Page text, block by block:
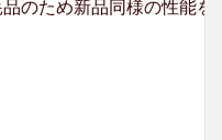
のため新品同様の性能